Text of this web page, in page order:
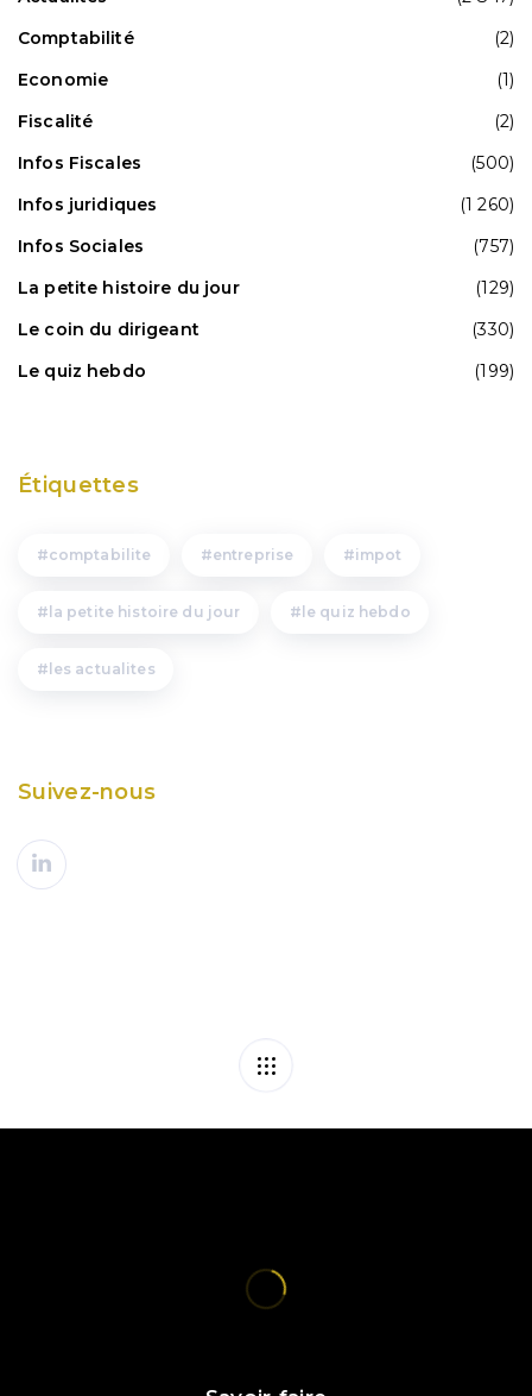
Comptabilité
(2)
Economie
(1)
Fiscalité
(2)
Infos Fiscales
(500)
Infos juridiques
(1 260)
Infos Sociales
(757)
La petite histoire du jour
(129)
Le coin du dirigeant
(330)
Le quiz hebdo
(199)
Étiquettes
comptabilite entreprise impot
la petite histoire du jour le quiz hebdo
les actualites
Suivez-nous